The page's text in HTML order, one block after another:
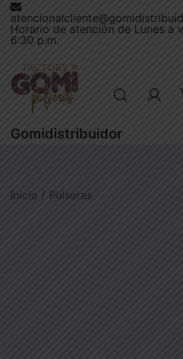
Saltar
contenido
Horario de atención de Lunes a
6:30 p.m.
Gomidistribuidor
Inicio / Pulseras